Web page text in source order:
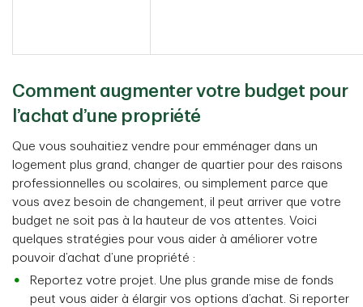
Comment augmenter votre budget pour
l’achat d’une propriété
Que vous souhaitiez vendre pour emménager dans un
logement plus grand, changer de quartier pour des raisons
professionnelles ou scolaires, ou simplement parce que
vous avez besoin de changement, il peut arriver que votre
budget ne soit pas à la hauteur de vos attentes. Voici
quelques stratégies pour vous aider à améliorer votre
pouvoir d’achat d’une propriété :
Reportez votre projet. Une plus grande mise de fonds
peut vous aider à élargir vos options d’achat. Si reporter